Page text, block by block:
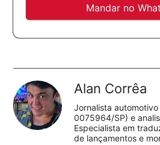
Mandar no
Alan Corrêa
Jornalista automotivo
0075964/SP) e
Especialista em
de lançamentos e